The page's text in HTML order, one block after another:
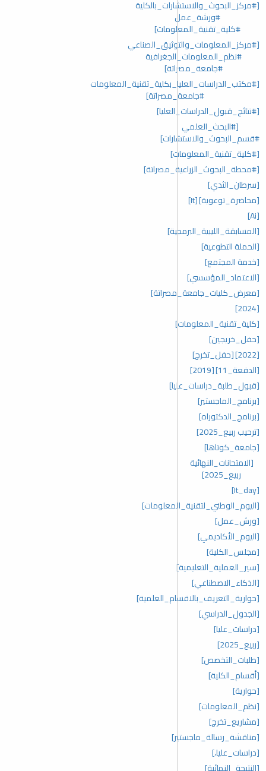
[#مركز_البحوث_والاستشارات_بالكلية
#ورشة_عمل
#كلية_تقنية_المعلومات]
[#مركز_المعلومات_والتوثيق_الصناعي
#نظم_المعلومات_الجغرافية
#جامعة_مصراتة]
[#مكتب_الدراسات_العليا_بكلية_تقنية_المعلومات
#جامعة_مصراتة]
[#نتائج_قبول_الدراسات_العليا]
[#البحث_العلمي
#قسم_البحوث_والاستشارات]
[#كلية_تقنية_المعلومات]
[#محطة_البحوث_الزراعية_مصراتة]
[سرطان_الثدي]
[محاضرة_توعوية][It]
[Ai]
[المسابقة_الليبية_البرمجية]
[الحملة التطوعية]
[خدمة المجتمع]
[الاعتماد_المؤسسي]
[معرض_كليات_جامعة_مصراتة]
[2024]
[كلية_تقنية_المعلومات]
[حفل_خريجين]
[2022]
[حفل_تخرج]
[الدفعة_11]
[2019]
[قبول_طلبة_دراسات_عليا]
[برنامج_الماجستير]
[برنامج_الدكتوراه]
[ترحيب ربيع_2025]
[جامعة_كوتاها]
[الامتحانات_النهائية
ربيع_2025]
[It_day]
[اليوم_الوطني_لتقنية_المعلومات]
[ورش_عمل]
[اليوم_الأكاديمي]
[مجلس_الكلية]
[سير_العملية_التعليمية]
[الذكاء_الاصطناعي]
[حوارية_التعريف_بالاقسام_العلمية]
[الجدول_الدراسي]
[دراسات_عليا]
[ربيع_2025]
[طلبات_التخصص]
[أقسام_الكلية]
[حوارية]
[نظم_المعلومات]
[مشاريع_تخرج]
[مناقشة_رسالة_ماجستير]
[دراسات_عليا،]